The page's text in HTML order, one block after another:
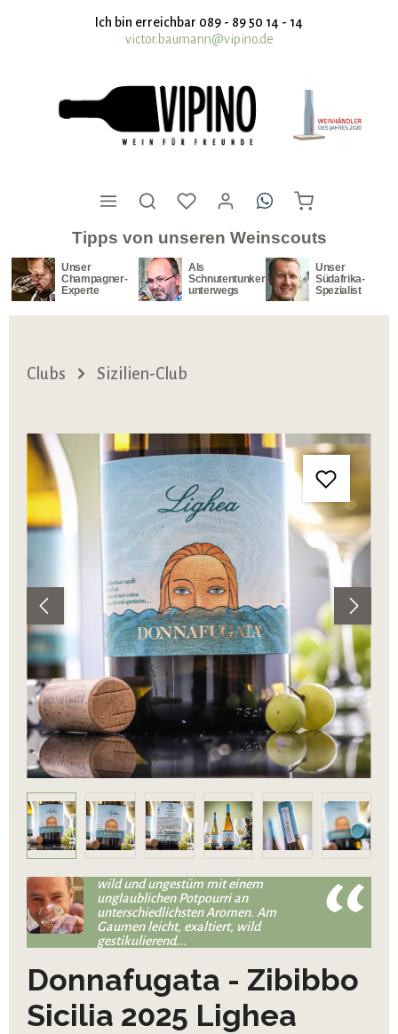
springenIch bin erreichbar 089 - 89 50 14 - 14
victor.baumann@vipino.de
Tipps von unseren Weinscouts
Unser
Champagner-
Experte
Als
Schnutentunker
unterwegs
Unser
Südafrika-
Spezialist
Clubs Sizilien-Club
Bildergalerie überspringen
wild und ungestüm mit einem
unglaublichen Potpourri an
unterschiedlichsten Aromen. Am
Gaumen leicht, exaltiert, wild
gestikulierend...
Donnafugata - Zibibbo
Sicilia 2025 Lighea